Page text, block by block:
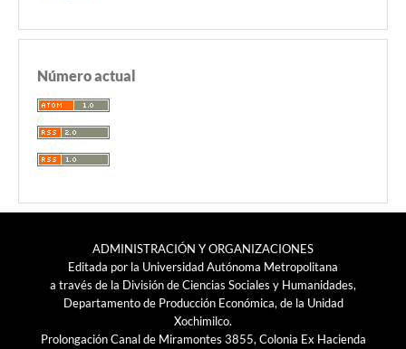
Número actual
ADMINISTRACIÓN Y ORGANIZACIONES
Editada por la Universidad Autónoma Metropolitana
a través de la División de Ciencias Sociales y Humanidades,
Departamento de Producción Económica, de la Unidad
Xochimilco.
Prolongación Canal de Miramontes 3855, Colonia Ex Hacienda